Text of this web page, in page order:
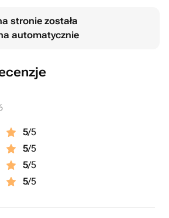
stronie została
automatycznie
5/5
5/5
5/5
5/5